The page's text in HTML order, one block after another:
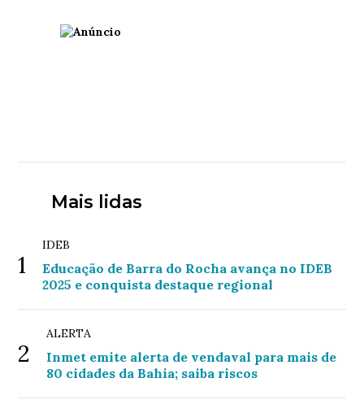
Mais lidas
1
IDEB
Educação de Barra do Rocha avança no IDEB
2025 e conquista destaque regional
2
ALERTA
Inmet emite alerta de vendaval para mais de
80 cidades da Bahia; saiba riscos